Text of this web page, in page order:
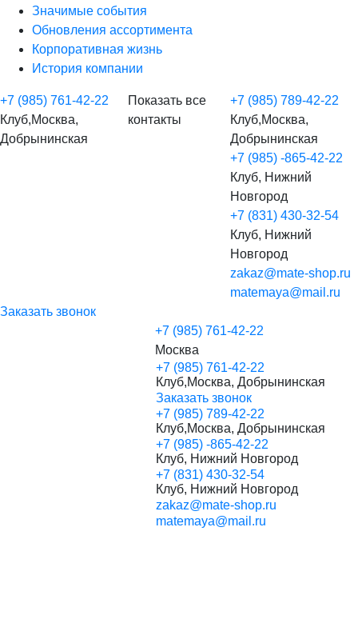
Значимые события
Обновления ассортимента
Корпоративная жизнь
История компании
+7 (985) 761-42-22
Клуб,Москва,
Добрынинская
Показать все
контакты
+7 (985) 789-42-22
Клуб,Москва,
Добрынинская
+7 (985) -865-42-22
Клуб, Нижний
Новгород
+7 (831) 430-32-54
Клуб, Нижний
Новгород
zakaz@mate-shop.ru
matemaya@mail.ru
Заказать звонок
+7 (985) 761-42-22
Москва
+7 (985) 761-42-22
Клуб,Москва, Добрынинская
Заказать звонок
+7 (985) 789-42-22
Клуб,Москва, Добрынинская
+7 (985) -865-42-22
Клуб, Нижний Новгород
+7 (831) 430-32-54
Клуб, Нижний Новгород
zakaz@mate-shop.ru
matemaya@mail.ru